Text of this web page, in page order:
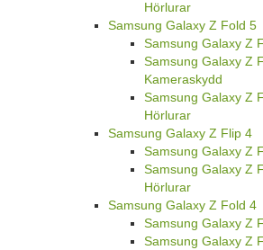
Hörlurar
Samsung Galaxy Z Fold 5
Samsung Galaxy Z
Samsung Galaxy Z
Kameraskydd
Samsung Galaxy Z
Hörlurar
Samsung Galaxy Z Flip 4
Samsung Galaxy Z
Samsung Galaxy Z
Hörlurar
Samsung Galaxy Z Fold 4
Samsung Galaxy Z
Samsung Galaxy Z